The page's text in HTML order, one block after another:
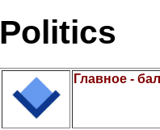
Politics
Главное -